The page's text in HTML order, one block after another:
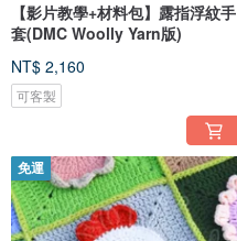
【影片教學+材料包】露指浮紋手
套(DMC Woolly Yarn版)
NT$ 2,160
可客製
免運